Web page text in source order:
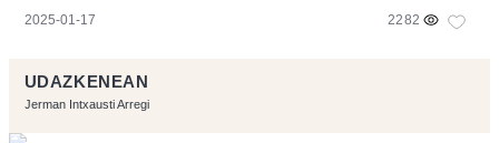
2025-01-17 2282
UDAZKENEAN
Jerman Intxausti Arregi